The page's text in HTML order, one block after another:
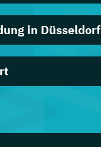
in Düsseldorf